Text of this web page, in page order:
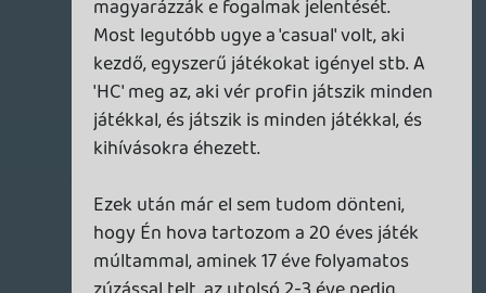
R.P 2008.10.29 11:37:23
ikszkom 2008.10.29 11:55:16 #0lflk
biztos marha jó lesz a felmásolás, meg
lehet hogy néha használni is fogom, de
igazából idáig is marha jól elvoltam
nélküle, szóval ezután is megmenne
Az meg hogy a vinyós változat
összességében jobb vétel, az idáig is így
volt, besegít a vinyó most is, hogy cache-
ként használható.